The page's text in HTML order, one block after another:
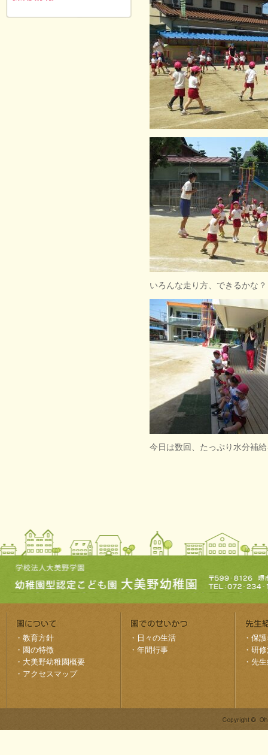
いろんな走り方、できるかな？
今日は数回、たっぷり水分補
・ 教育方針
・ 園の特徴
・ 大美野幼稚園概要
・ アクセスマップ
・ 日々の生活
・ 年間行事
・ 保
・ 研
・ 先